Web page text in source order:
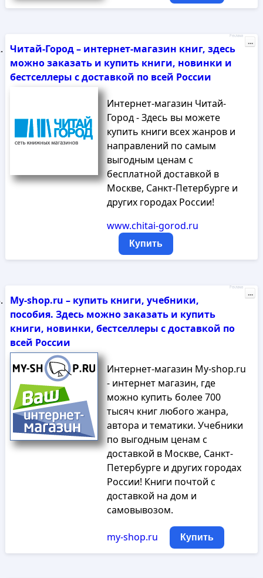
Читай-Город – интернет-магазин книг, здесь
можно заказать и купить книги, новинки и
бестселлеры с доставкой по всей России
Интернет-магазин Читай-
Город - Здесь вы можете
купить книги всех жанров и
направлений по самым
выгодным ценам с
бесплатной доставкой в
Москве, Санкт-Петербурге и
других городах России!
www.chitai-gorod.ru
Купить
Реклама
...
My-shop.ru – купить книги, учебники,
пособия. Здесь можно заказать и купить
книги, новинки, бестселлеры с доставкой по
всей России
Интернет-магазин My-shop.ru
- интернет магазин, где
можно купить более 700
тысяч книг любого жанра,
автора и тематики. Учебники
по выгодным ценам с
доставкой в Москве, Санкт-
Петербурге и других городах
России! Книги почтой с
доставкой на дом и
самовывозом.
my-shop.ru Купить
Реклама
...